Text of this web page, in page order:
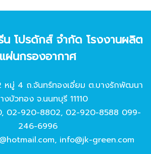
น โปรดักส์ จํากัด โรงงานผลิต
แผ่นกรองอากาศ
หมู่ 4 ถ.จันทร์ทองเอี่ยม ต.บางรักพัฒนา
งบัวทอง จ.นนทบุรี 11110
, 02-920-8802, 02-920-8588 099-
246-6996
, info@jk-green.com